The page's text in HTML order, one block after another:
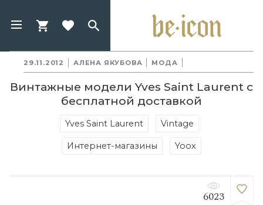
29.11.2012 АЛЕНА ЯКУБОВА МОДА
Винтажные модели Yves Saint Laurent с
бесплатной доставкой
Yves Saint Laurent Vintage
Интернет-магазины Yoox
6023